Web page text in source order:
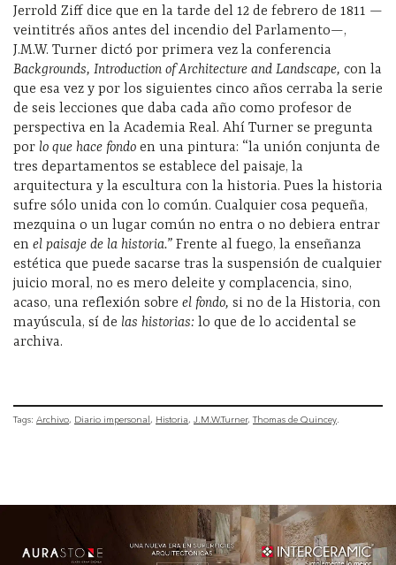
Jerrold Ziff dice que en la tarde del 12 de febrero de 1811 —
veintitrés años antes del incendio del Parlamento—,
J.M.W. Turner dictó por primera vez la conferencia
Backgrounds, Introduction of Architecture and Landscape, con la
que esa vez y por los siguientes cinco años cerraba la serie
de seis lecciones que daba cada año como profesor de
perspectiva en la Academia Real. Ahí Turner se pregunta
por lo que hace fondo en una pintura: “la unión conjunta de
tres departamentos se establece del paisaje, la
arquitectura y la escultura con la historia. Pues la historia
sufre sólo unida con lo común. Cualquier cosa pequeña,
mezquina o un lugar común no entra o no debiera entrar
en el paisaje de la historia.” Frente al fuego, la enseñanza
estética que puede sacarse tras la suspensión de cualquier
juicio moral, no es mero deleite y complacencia, sino,
acaso, una reflexión sobre el fondo, si no de la Historia, con
mayúscula, sí de las historias: lo que de lo accidental se
archiva.
Tags: Archivo Diario impersonal Historia J.M.W.Turner Thomas de Quincey